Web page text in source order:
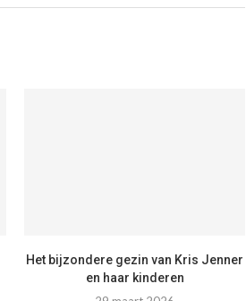
Het bijzondere gezin van Kris Jenner
en haar kinderen